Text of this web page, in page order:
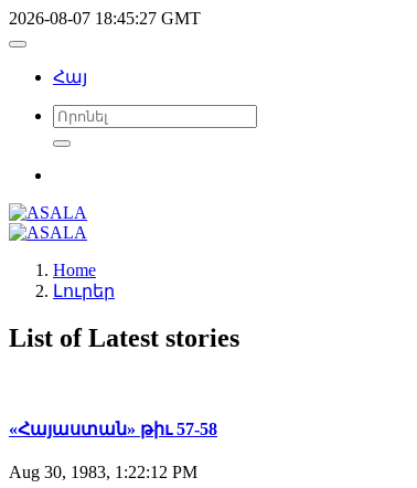
2026-08-07 18:45:27 GMT
Հայ
Home
Լուրեր
List of Latest stories
«Հայաստան» թիւ 57-58
Aug 30, 1983, 1:22:12 PM